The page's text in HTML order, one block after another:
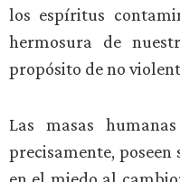
los espíritus
hermosura de
propósito de no
Las masas
precisamente,